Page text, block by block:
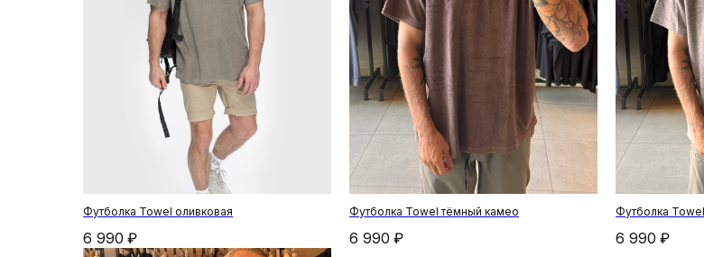
Футболка Towel оливковая
6 990 ₽
Футболка Towel тёмный камео
6 990 ₽
Футболка
6 990 ₽